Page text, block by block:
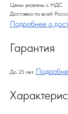
Цены указаны с НДС
Доставка по всей
Подробнее о
Гарантия
До 25 лет.